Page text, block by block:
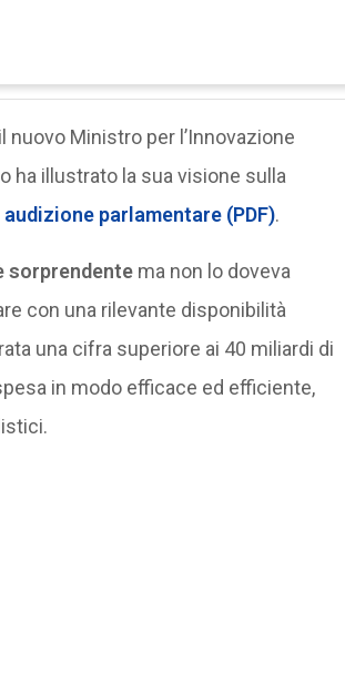
Ministro per l’Innovazione
ha illustrato la sua visione sulla
audizione parlamentare (PDF).
sorprendentema non lo doveva
con una rilevante disponibilità
una cifra superiore ai 40 miliardi di
in modo efficace ed efficiente,